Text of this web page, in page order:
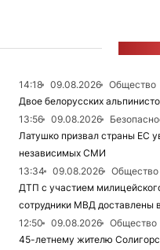
14:18 09.08.2026
Общество
Двое белорусских
13:56
09.08.2026
Латушко призвал страны ЕС
независимых СМИ
13:34
09.08.2026
Общество
ДТП с участием
сотрудники МВД доставлены
12:50
09.08.2026
Общество
45-летнему жителю